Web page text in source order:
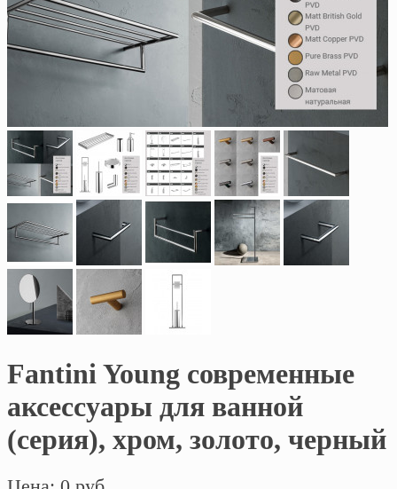
Fantini Young современные
аксессуары для ванной
(серия), хром, золото, черный